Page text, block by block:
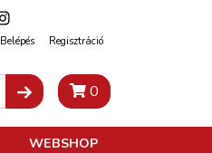
Belépés Regisztráció
0
WEBSHOP